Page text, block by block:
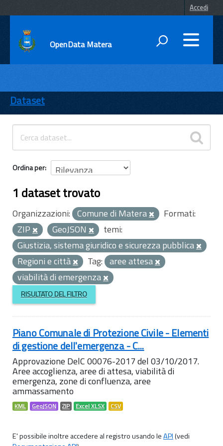
Accedi
OpenData Matera
ENTI
TEMI
INFORMAZIONI
Dataset
Ordina per
1 dataset trovato
Organizzazioni: Comune di Matera
Formati:
ZIP
GeoJSON
temi:
Giustizia, sistema giuridico e sicurezza pubblica
Regioni e città
Tag: aree attesa
viabilità di emergenza
RISULTATO DEL FILTRO
Piano Comunale di Protezione Civile - Elementi
di gestione dell'emergenza - C...
Approvazione DelC 00076-2017 del 03/10/2017.
Aree accoglienza, aree di attesa, viabilità di
emergenza, zone di confluenza, aree
ammassamento
KML GeoJSON ZIP Excel XLSX CSV
E' possibile inoltre accedere al registro usando leAPI(vedi